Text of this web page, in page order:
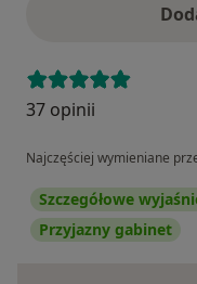
37 opinii
Najczęściej wymieniane
Szczegółowe
Przyjazny gabinet